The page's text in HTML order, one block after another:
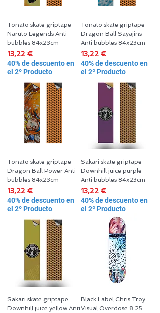
Tonato skate griptape
Naruto Legends Anti
bubbles 84x23cm
Precio
13,22 €
40% de descuento en
el 2º Producto
Tonato skate griptape
Dragon Ball Sayajins
Anti bubbles 84x23cm
Precio
13,22 €
40% de descuento en
el 2º Producto
Tonato skate griptape
Dragon Ball Power Anti
bubbles 84x23cm
Precio
13,22 €
40% de descuento en
el 2º Producto
Sakari skate griptape
Downhill juice purple
Anti bubbles 84x23cm
Precio
13,22 €
40% de descuento en
el 2º Producto
Sakari skate griptape
Downhill juice yellow Anti
Black Label Chris Troy
Visual Overdose 8.25